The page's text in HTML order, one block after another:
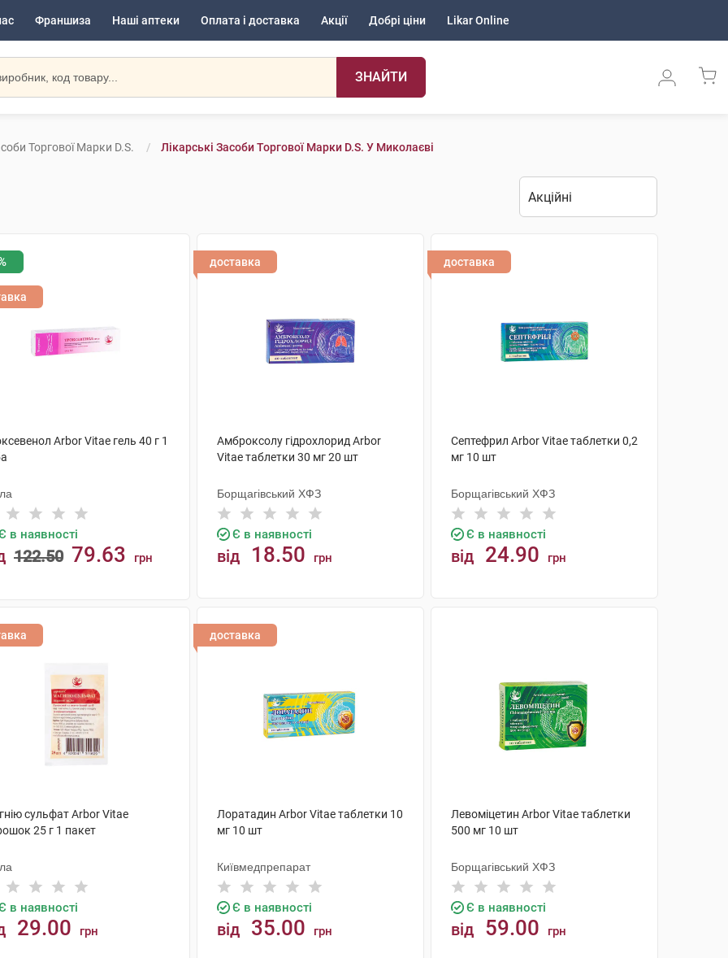
Франшиза Наші аптеки Оплата і доставка Акції Добрі ціни Likar Online
ЗНАЙТИ
Торгової Марки D.S. Лікарські Засоби Торгової Марки D.S. У Миколаєві
Arbor Vitae гель 40 г 1
в наявності
122.50 79.63 грн
доставка
Амброксолу гідрохлорид Arbor
Vitae таблетки 30 мг 20 шт
Борщагівський ХФЗ
Є в наявності
від 18.50 грн
доставка
Септефрил Arbor Vitae таблетки 0,2
мг 10 шт
Борщагівський ХФЗ
Є в наявності
від 24.90 грн
сульфат Arbor Vitae
25 г 1 пакет
в наявності
29.00 грн
доставка
Лоратадин Arbor Vitae таблетки 10
мг 10 шт
Київмедпрепарат
Є в наявності
від 35.00 грн
Левоміцетин Arbor Vitae таблетки
500 мг 10 шт
Борщагівський ХФЗ
Є в наявності
від 59.00 грн